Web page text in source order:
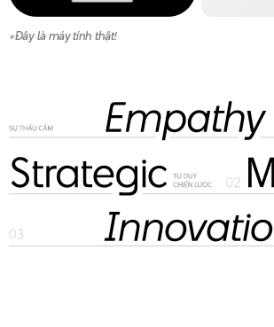
*Đây là máy tính thật!